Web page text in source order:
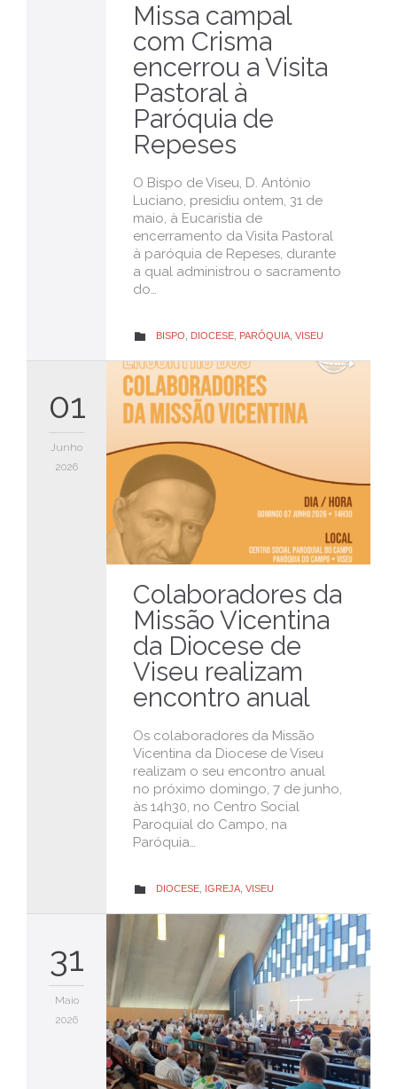
Missa campal
com Crisma
encerrou a Visita
Pastoral à
Paróquia de
Repeses
O Bispo de Viseu, D. António
Luciano, presidiu ontem, 31 de
maio, à Eucaristia de
encerramento da Visita Pastoral
à paróquia de Repeses, durante
a qual administrou o sacramento
do…
 CATEGORY
BISPO DIOCESE PARÓQUIA VISEU
01
Junho
2026
Colaboradores da
Missão Vicentina
da Diocese de
Viseu realizam
encontro anual
Os colaboradores da Missão
Vicentina da Diocese de Viseu
realizam o seu encontro anual
no próximo domingo, 7 de junho,
às 14h30, no Centro Social
Paroquial do Campo, na
Paróquia…
 CATEGORY
DIOCESE IGREJA VISEU
31
Maio
2026